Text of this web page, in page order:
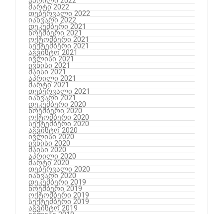
მარტი 2022
თებერვალი 2022
იანვარი 2022
დეკემბერი 2021
ნოემბერი 2021
ოქტომბერი 2021
სექტემბერი 2021
აგვისტო 2021
ივლისი 2021
ივნისი 2021
მაისი 2021
აპრილი 2021
მარტი 2021
თებერვალი 2021
იანვარი 2021
დეკემბერი 2020
ნოემბერი 2020
ოქტომბერი 2020
სექტემბერი 2020
აგვისტო 2020
ივლისი 2020
ივნისი 2020
მაისი 2020
აპრილი 2020
მარტი 2020
თებერვალი 2020
იანვარი 2020
დეკემბერი 2019
ნოემბერი 2019
ოქტომბერი 2019
სექტემბერი 2019
აგვისტო 2019